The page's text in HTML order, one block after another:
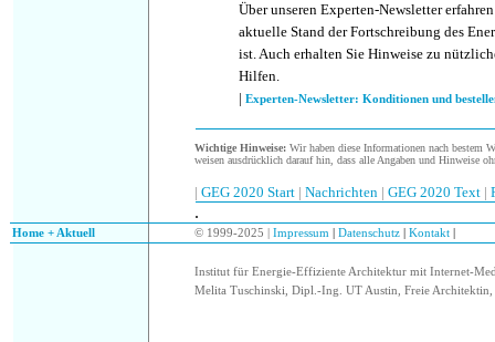
Über unseren Experten-Newsletter
aktuelle Stand der Fortschreibung des
ist. Auch erhalten Sie Hinweise zu
Hilfen.
| Experten-Newsletter: Konditionen und
Wichtige Hinweise: Wir haben diese Informationen nach bestem
weisen ausdrücklich darauf hin, dass alle Angaben und Hinweise
| GEG 2020 Start | Nachrichten | GEG 2020 Text |
.
Home + Aktuell © 1999-2025 | Impressum Datenschutz Kontakt
Institut für Energie-Effiziente Architektur mit Internet-
Melita Tuschinski, Dipl.-Ing. UT Austin, Freie Architektin,